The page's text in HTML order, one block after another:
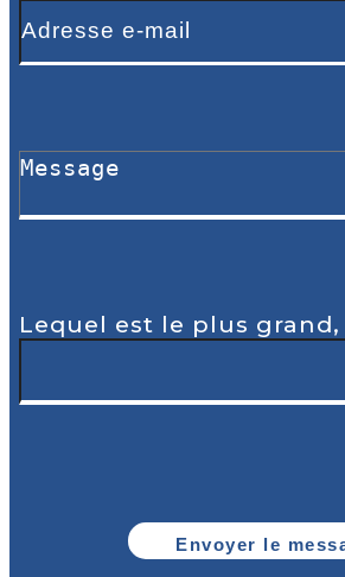
Lequel est le plus grand,